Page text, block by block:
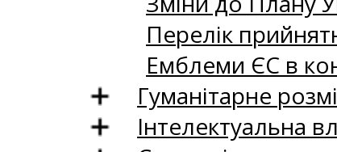
Перелік
Емблеми ЄС в
Гуманітарне
Інтелектуальна